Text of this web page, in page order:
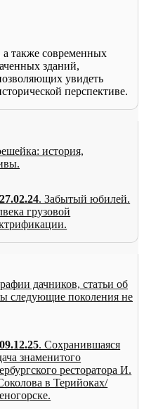
а также современных
зданий,
увидеть
перспективе.
история,
27.02.24. Забытый юбилей.
грузовой
дачников, статьи об
следующие поколения не
09.12.25. Сохранившаяся
знаменитого
ресторатора И.
в Терийоках/